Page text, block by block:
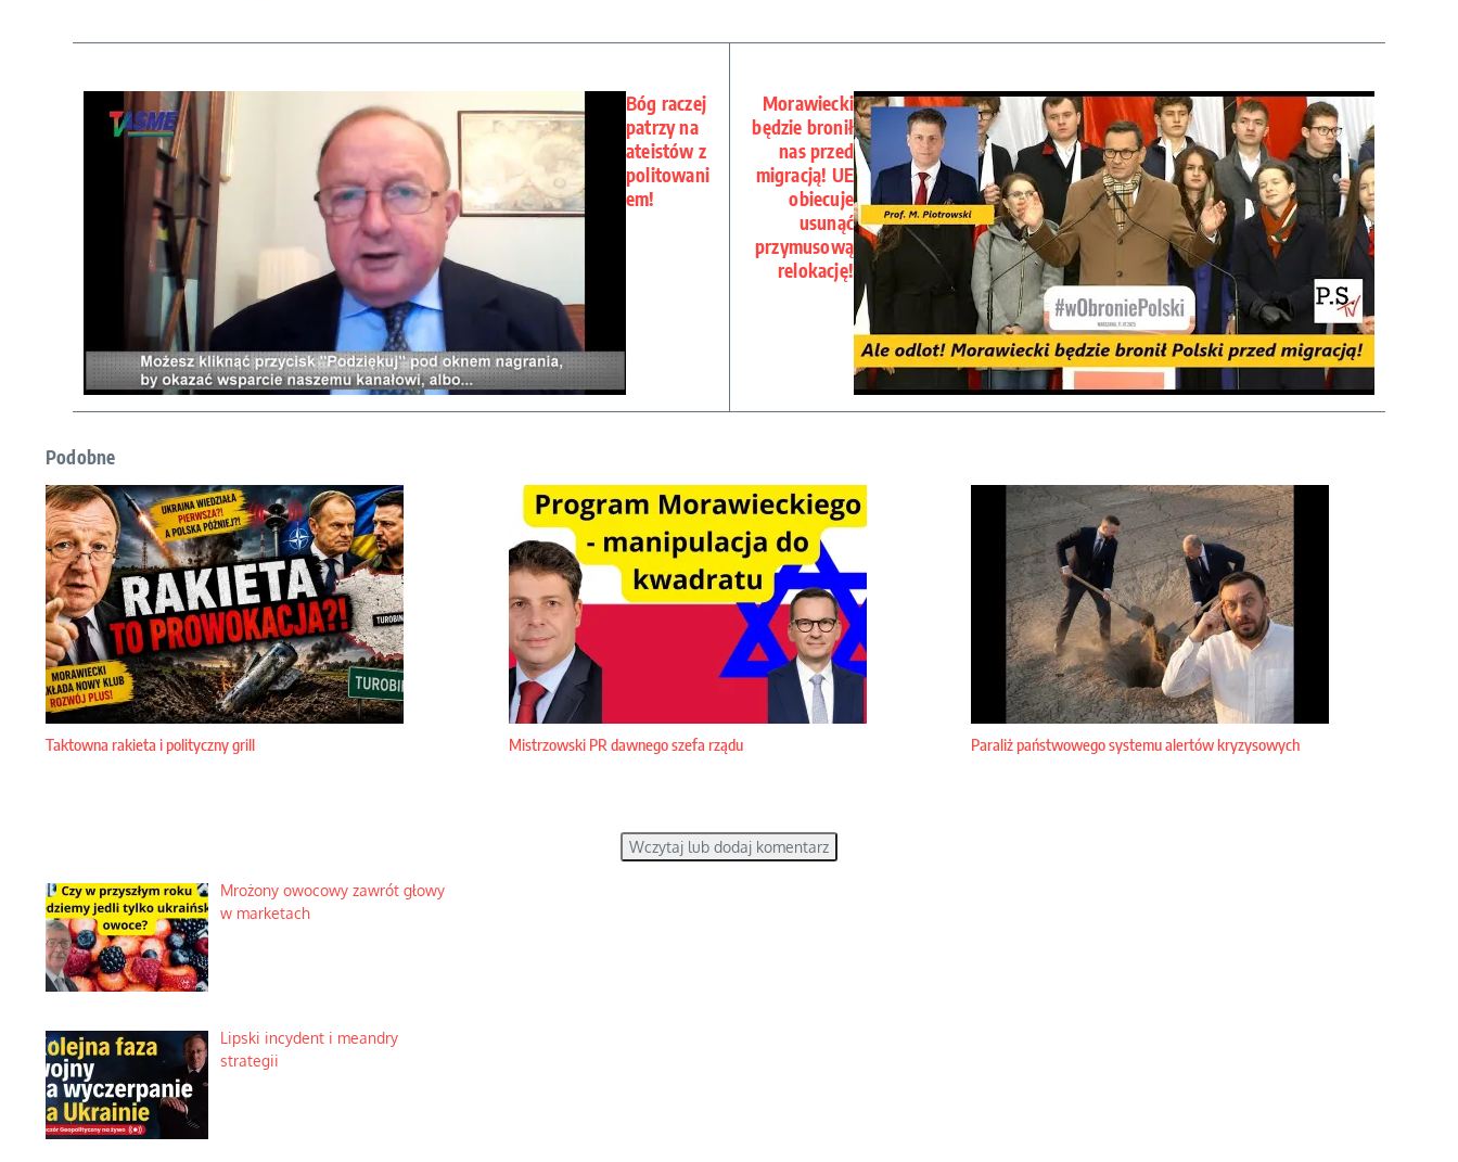
Bóg raczej
patrzy na
ateistów z
politowani
em!
Morawiecki
będzie bronił
nas przed
migracją! UE
obiecuje
usunąć
przymusową
relokację!
Podobne
Taktowna rakieta i polityczny grill Mistrzowski PR dawnego szefa rządu Paraliż państwowego systemu alertów kryzysowych
Wczytaj lub dodaj komentarz
Mrożony owocowy zawrót głowy
w marketach
Lipski incydent i meandry
strategii